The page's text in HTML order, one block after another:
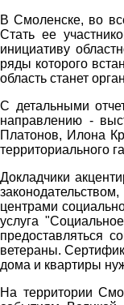
В Смоленске, во
Стать ее
инициативу
ряды которого
область станет
С детальными
направлению -
Платонов, Илона
территориального
Докладчики
центрами
услуга
предоставляться
ветераны.
дома и квартиры
На территории